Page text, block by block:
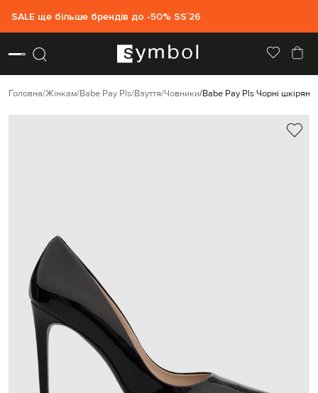
SALE ще більше брендів до -50% SS`26
Головна Жінкам Babe Pay Pls Взуття Човники Babe Pay Pls Чорні шкіряні